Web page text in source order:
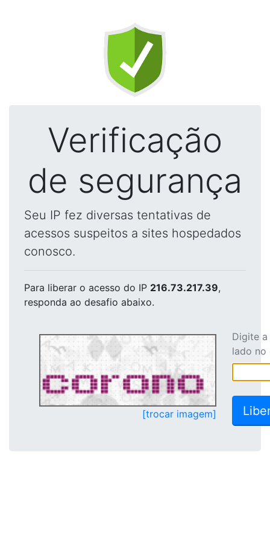
Verificação
de segurança
Seu IP fez diversas tentativas de
acessos suspeitos a sites hospedados
conosco.
Para liberar o acesso do IP 216.73.217.39,
responda ao desafio abaixo.
[trocar imagem]
Digite
lado no